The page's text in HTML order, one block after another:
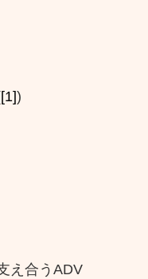
[1])
え合うADV